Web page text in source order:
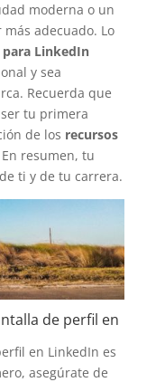
moderna o un
adecuado. Lo
LinkedIn
y sea
Recuerda que
tu primera
de los recursos
resumen, tu
ti y de tu carrera.
de perfil en
en LinkedIn es
asegúrate de